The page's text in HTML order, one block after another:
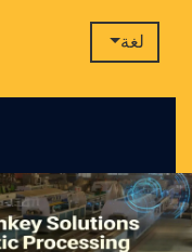
لغة